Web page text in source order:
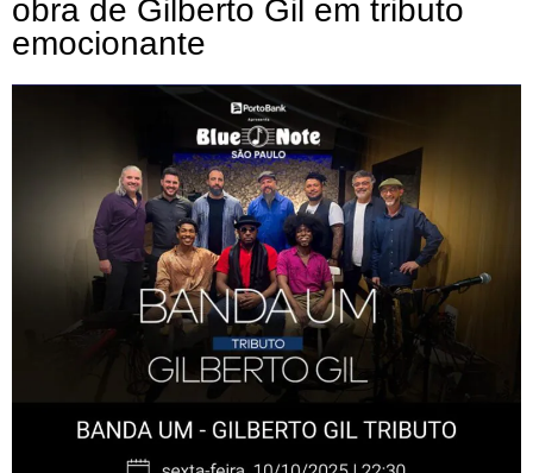
obra de Gilberto Gil em tributo
emocionante